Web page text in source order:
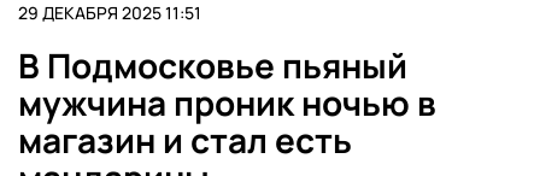
29 ДЕКАБРЯ 2025 11:51
В Подмосковье пьяный
мужчина проник ночью в
магазин и стал есть